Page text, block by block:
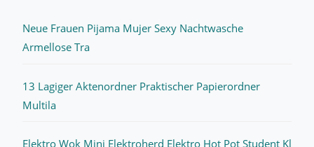
Neue Frauen Pijama Mujer Sexy Nachtwasche
Armellose Tra
13 Lagiger Aktenordner Praktischer Papierordner
Multila
Elektro Wok Mini Elektroherd Elektro Hot Pot Student Kl